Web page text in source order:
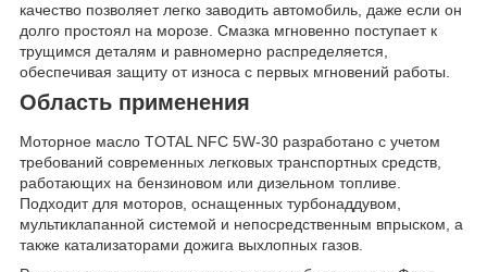
качество позволяет легко заводить автомобиль, даже если он
долго простоял на морозе. Смазка мгновенно поступает к
трущимся деталям и равномерно распределяется,
обеспечивая защиту от износа с первых мгновений работы.
Область применения
Моторное масло TOTAL NFC 5W-30 разработано с учетом
требований современных легковых транспортных средств,
работающих на бензиновом или дизельном топливе.
Подходит для моторов, оснащенных турбонаддувом,
мультиклапанной системой и непосредственным впрыском, а
также катализаторами дожига выхлопных газов.